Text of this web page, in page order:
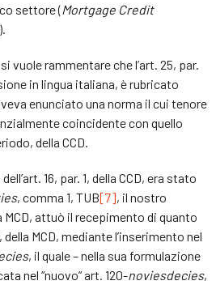
settore (Mortgage Credit
vuole rammentare che l’art. 25, par.
in lingua italiana, è rubricato
enunciato una norma il cui tenore
coincidente con quello
della CCD.
16, par. 1, della CCD, era stato
, comma 1, TUB[7], il nostro
MCD, attuò il recepimento di quanto
MCD, mediante l’inserimento nel
, il quale – nella sua formulazione
nel “nuovo” art. 120-noviesdecies,